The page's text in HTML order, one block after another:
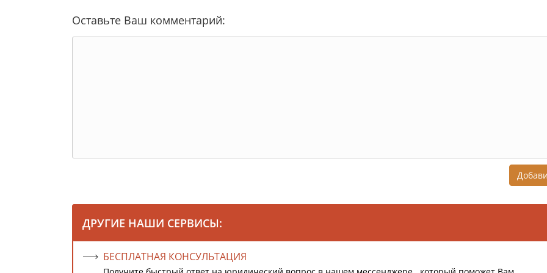
Оставьте Ваш комментарий:
ДРУГИЕ НАШИ СЕРВИСЫ:
БЕСПЛАТНАЯ КОНСУЛЬТАЦИЯ